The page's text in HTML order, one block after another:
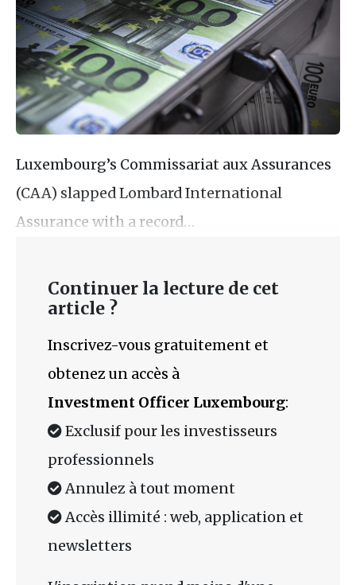
Luxembourg’s Commissariat aux Assurances
(CAA) slapped Lombard International
Assurance with a record…
Continuer la lecture de cet
article ?
Inscrivez-vous gratuitement et
obtenez un accès à
Investment Officer Luxembourg:
Exclusif pour les investisseurs
professionnels
Annulez à tout moment
Accès illimité : web, application et
newsletters